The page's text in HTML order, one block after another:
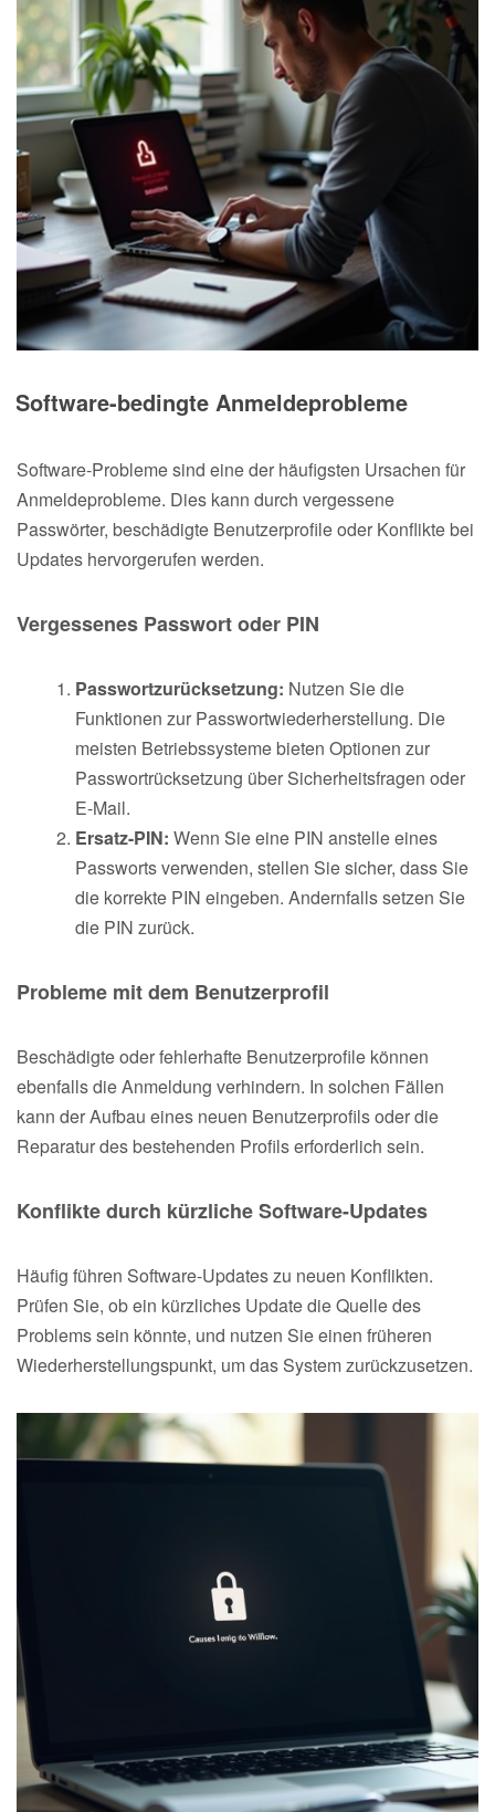
Software-bedingte Anmeldeprobleme
Software-Probleme sind eine der häufigsten Ursachen für
Anmeldeprobleme. Dies kann durch vergessene
Passwörter, beschädigte Benutzerprofile oder Konflikte bei
Updates hervorgerufen werden.
Vergessenes Passwort oder PIN
Passwortzurücksetzung: Nutzen Sie die
Funktionen zur Passwortwiederherstellung. Die
meisten Betriebssysteme bieten Optionen zur
Passwortrücksetzung über Sicherheitsfragen oder
E-Mail.
Ersatz-PIN: Wenn Sie eine PIN anstelle eines
Passworts verwenden, stellen Sie sicher, dass Sie
die korrekte PIN eingeben. Andernfalls setzen Sie
die PIN zurück.
Probleme mit dem Benutzerprofil
Beschädigte oder fehlerhafte Benutzerprofile können
ebenfalls die Anmeldung verhindern. In solchen Fällen
kann der Aufbau eines neuen Benutzerprofils oder die
Reparatur des bestehenden Profils erforderlich sein.
Konflikte durch kürzliche Software-Updates
Häufig führen Software-Updates zu neuen Konflikten.
Prüfen Sie, ob ein kürzliches Update die Quelle des
Problems sein könnte, und nutzen Sie einen früheren
Wiederherstellungspunkt, um das System zurückzusetzen.